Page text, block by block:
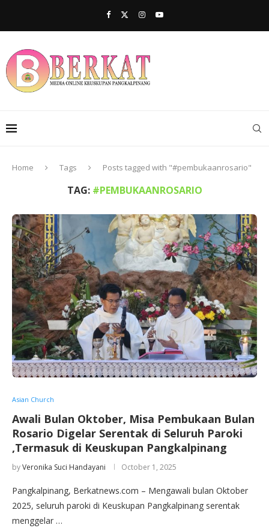
Home Tags Posts tagged with "#pembukaanrosario"
TAG: #PEMBUKAANROSARIO
Asian Church
Awali Bulan Oktober, Misa Pembukaan Bulan
Rosario Digelar Serentak di Seluruh Paroki
,Termasuk di Keuskupan Pangkalpinang
byVeronika Suci Handayani October 1, 2025
Pangkalpinang, Berkatnews.com – Mengawali bulan Oktober
2025, seluruh paroki di Keuskupan Pangkalpinang serentak
menggelar …